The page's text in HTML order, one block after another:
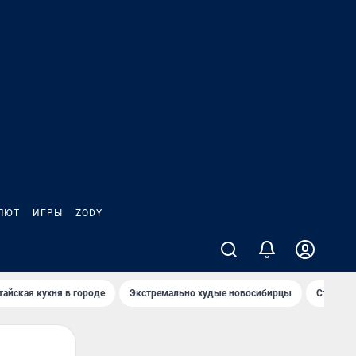
ИГРЫ ZODY
кухня в городе Экстремально худые новосибирцы Старт